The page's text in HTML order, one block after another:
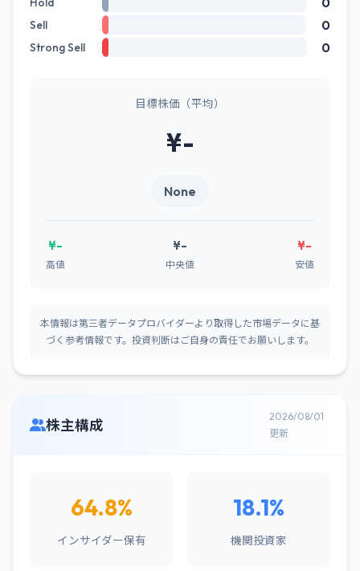
Sell 0
Strong Sell 0
目標株価（平均）
¥-
None
¥-
高値
¥-
中央値
¥-
安値
本情報は第三者データプロバイダーより取得した市場データに基
づく参考情報です。投資判断はご自身の責任でお願いします。
株主構成
2026/08/01
更新
64.8%
インサイダー保有
18.1%
機関投資家